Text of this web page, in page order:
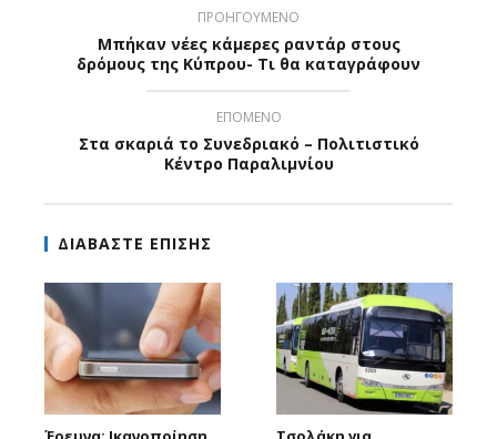
ΠΡΟΗΓΟΥΜΕΝΟ
Μπήκαν νέες κάμερες ραντάρ στους
δρόμους της Κύπρου- Τι θα καταγράφουν
ΕΠΟΜΕΝΟ
Στα σκαριά το Συνεδριακό – Πολιτιστικό
Κέντρο Παραλιμνίου
ΔΙΑΒΑΣΤΕ ΕΠΙΣΗΣ